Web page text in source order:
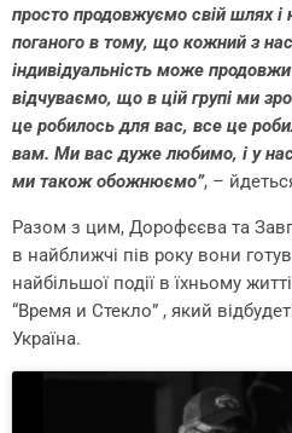
просто продовжуємо свій шлях і
поганого в тому, що кожний з
індивідуальність може
відчуваємо, що в цій групі ми
це робилось для вас, все це
вам. Ми вас дуже любимо, і у
ми також обожнюємо”, –
Разом з цим, Дорофєєва та
в найближчі пів року вони
найбільшої події в їхньому
“Время и Стекло” , який
Україна.